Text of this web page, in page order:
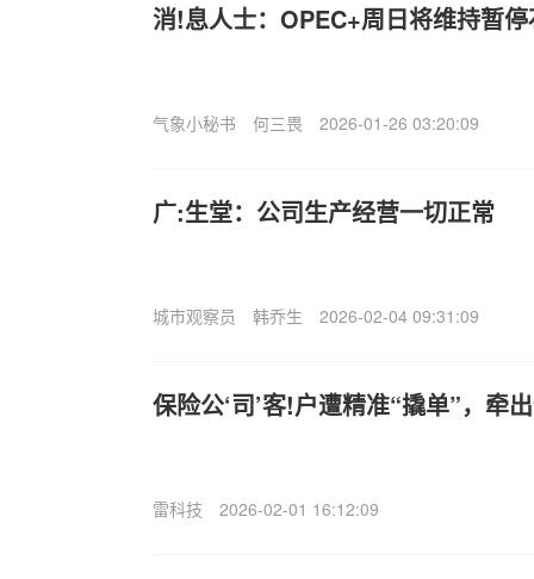
消!息人士：OPEC+周日将维持暂
气象小秘书 何三畏 2026-01-26 03:20:09
广:生堂：公司生产经营一切正常
城市观察员 韩乔生 2026-02-04 09:31:09
保险公‘司’客!户遭精准“撬单”，牵
雷科技 2026-02-01 16:12:09